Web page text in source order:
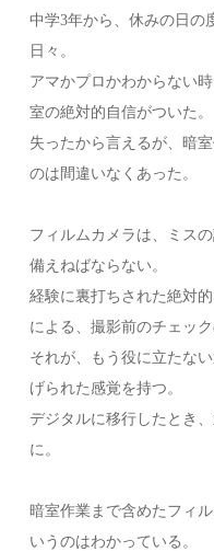
中学3年から、休みの日の
日々。
アマかプロかわからない
室の絶対的自信がついた。
失ったから言えるが、暗
のは間違いなくあった。
フィルムカメラは、ミス
備えねばならない。
経験に裏打ちされた絶対
による、撮影前のチェック
それが、もう役に立たな
げられた感覚を持つ。
デジタルに移行したとき
に。
暗室作業まで含めたフィ
いうのはわかっている。